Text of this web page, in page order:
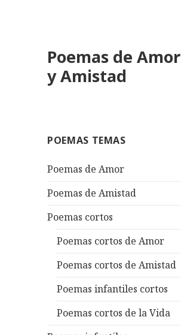
Poemas de Amor
y Amistad
POEMAS TEMAS
Poemas de Amor
Poemas de Amistad
Poemas cortos
Poemas cortos de Amor
Poemas cortos de Amistad
Poemas infantiles cortos
Poemas cortos de la Vida